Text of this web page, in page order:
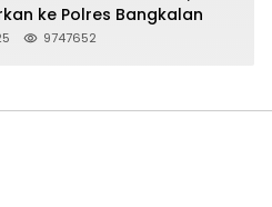
ke Polres Bangkalan
9747652